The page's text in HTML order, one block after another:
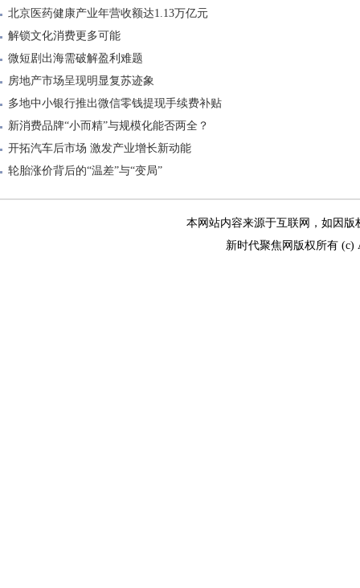
北京医药健康产业年营收额达1.13万亿元
解锁文化消费更多可能
微短剧出海需破解盈利难题
房地产市场呈现明显复苏迹象
多地中小银行推出微信零钱提现手续费补贴
新消费品牌“小而精”与规模化能否两全？
开拓汽车后市场 激发产业增长新动能
轮胎涨价背后的“温差”与“变局”
本网站内容来源于互联网，如因版
新时代聚焦网版权所有 (c)